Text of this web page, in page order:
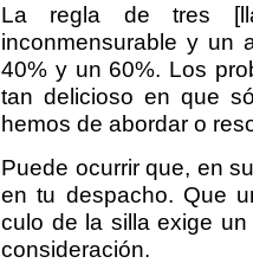
La regla de tres
inconmensurable y un
40% y un 60%. Los
tan delicioso en que
hemos de abordar o
Puede ocurrir que, en
en tu despacho. Que
culo de la silla exige
consideración.